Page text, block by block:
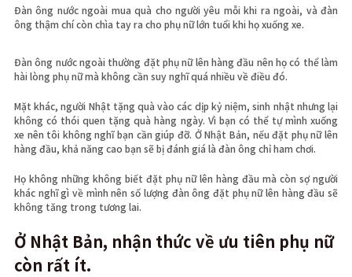
Đàn ông nước ngoài mua quà cho người yêu mỗi khi ra ngoài, và đàn
ông thậm chí còn chìa tay ra cho phụ nữ lớn tuổi khi họ xuống xe.
Đàn ông nước ngoài thường đặt phụ nữ lên hàng đầu nên họ có thể làm
hài lòng phụ nữ mà không cần suy nghĩ quá nhiều về điều đó.
Mặt khác, người Nhật tặng quà vào các dịp kỷ niệm, sinh nhật nhưng lại
không có thói quen tặng quà hàng ngày. Vì bạn có thể tự mình xuống
xe nên tôi không nghĩ bạn cần giúp đỡ. Ở Nhật Bản, nếu đặt phụ nữ lên
hàng đầu, khả năng cao bạn sẽ bị đánh giá là đàn ông chỉ ham chơi.
Họ không những không biết đặt phụ nữ lên hàng đầu mà còn sợ người
khác nghĩ gì về mình nên số lượng đàn ông đặt phụ nữ lên hàng đầu sẽ
không tăng trong tương lai.
Ở Nhật Bản, nhận thức về ưu tiên phụ nữ
còn rất ít.